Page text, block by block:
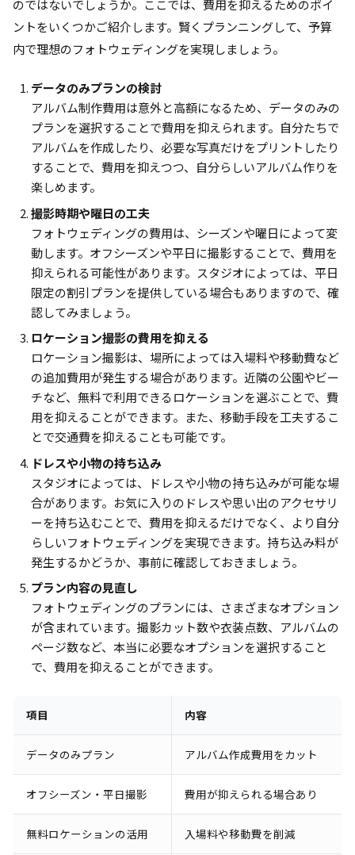
のではないでしょうか。ここでは、費用を抑えるためのポイ
ントをいくつかご紹介します。賢くプランニングして、予算
内で理想のフォトウェディングを実現しましょう。
データのみプランの検討
アルバム制作費用は意外と高額になるため、データのみの
プランを選択することで費用を抑えられます。自分たちで
アルバムを作成したり、必要な写真だけをプリントしたり
することで、費用を抑えつつ、自分らしいアルバム作りを
楽しめます。
撮影時期や曜日の工夫
フォトウェディングの費用は、シーズンや曜日によって変
動します。オフシーズンや平日に撮影することで、費用を
抑えられる可能性があります。スタジオによっては、平日
限定の割引プランを提供している場合もありますので、確
認してみましょう。
ロケーション撮影の費用を抑える
ロケーション撮影は、場所によっては入場料や移動費など
の追加費用が発生する場合があります。近隣の公園やビー
チなど、無料で利用できるロケーションを選ぶことで、費
用を抑えることができます。また、移動手段を工夫するこ
とで交通費を抑えることも可能です。
ドレスや小物の持ち込み
スタジオによっては、ドレスや小物の持ち込みが可能な場
合があります。お気に入りのドレスや思い出のアクセサリ
ーを持ち込むことで、費用を抑えるだけでなく、より自分
らしいフォトウェディングを実現できます。持ち込み料が
発生するかどうか、事前に確認しておきましょう。
プラン内容の見直し
フォトウェディングのプランには、さまざまなオプション
が含まれています。撮影カット数や衣装点数、アルバムの
ページ数など、本当に必要なオプションを選択すること
で、費用を抑えることができます。
項目 内容
データのみプラン アルバム作成費用をカット
オフシーズン・平日撮影 費用が抑えられる場合あり
無料ロケーションの活用 入場料や移動費を削減